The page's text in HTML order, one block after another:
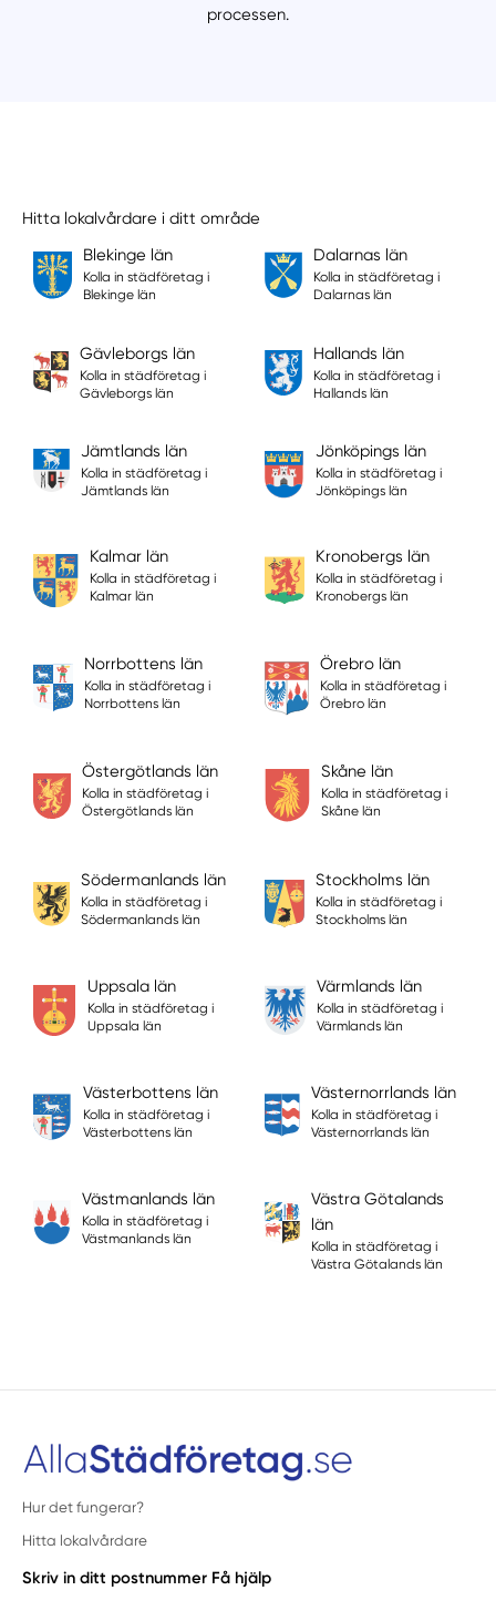
processen.
Hitta lokalvårdare i ditt område
Blekinge län
Kolla in städföretag i
Blekinge län
Dalarnas län
Kolla in städföretag i
Dalarnas län
Gävleborgs län
Kolla in städföretag i
Gävleborgs län
Hallands län
Kolla in städföretag i
Hallands län
Jämtlands län
Kolla in städföretag i
Jämtlands län
Jönköpings län
Kolla in städföretag i
Jönköpings län
Kalmar län
Kolla in städföretag i
Kalmar län
Kronobergs län
Kolla in städföretag i
Kronobergs län
Norrbottens län
Kolla in städföretag i
Norrbottens län
Örebro län
Kolla in städföretag i
Örebro län
Östergötlands län
Kolla in städföretag i
Östergötlands län
Skåne län
Kolla in städföretag i
Skåne län
Södermanlands län
Kolla in städföretag i
Södermanlands län
Stockholms län
Kolla in städföretag i
Stockholms län
Uppsala län
Kolla in städföretag i
Uppsala län
Värmlands län
Kolla in städföretag i
Värmlands län
Västerbottens län
Kolla in städföretag i
Västerbottens län
Västernorrlands län
Kolla in städföretag i
Västernorrlands län
Västmanlands län
Kolla in städföretag i
Västmanlands län
Västra Götalands
län
Kolla in städföretag i
Västra Götalands län
Hur det fungerar?
Hitta lokalvårdare
Skriv in ditt postnummer Få hjälp